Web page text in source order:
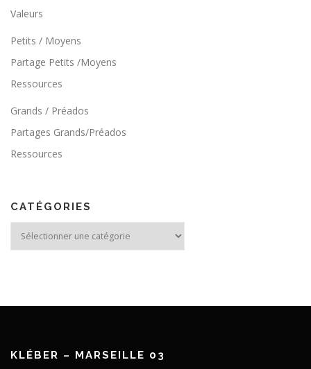
Valeurs
Petits / Moyens
Partage Petits /Moyens
Ressources
Grands / Préados
Partages Grands/Préados
Ressources
CATÉGORIES
KLÉBER – MARSEILLE 03